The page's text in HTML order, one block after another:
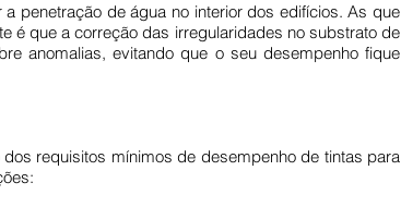
penetração de água no interior dos edifícios. As que
é que a correção das irregularidades no substrato de
anomalias, evitando que o seu desempenho fique
requisitos mínimos de desempenho de tintas para